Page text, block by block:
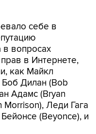
себе в
в вопросах
в Интернете,
как Майкл
Дилан (Bob
Адамс (Bryan
Леди Гага
(Beyonce), и